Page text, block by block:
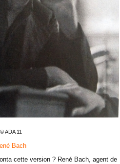
© ADA 11
Bach
cette version ? René Bach, agent de